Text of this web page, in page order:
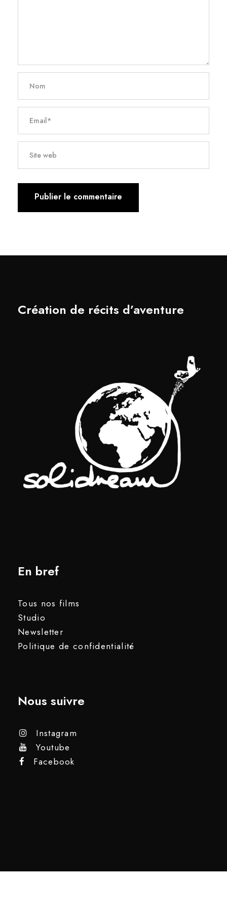
Création de récits d’aventure
En bref
Tous nos films
Studio
Newsletter
Politique de confidentialité
Nous suivre
Instagram
Youtube
Facebook